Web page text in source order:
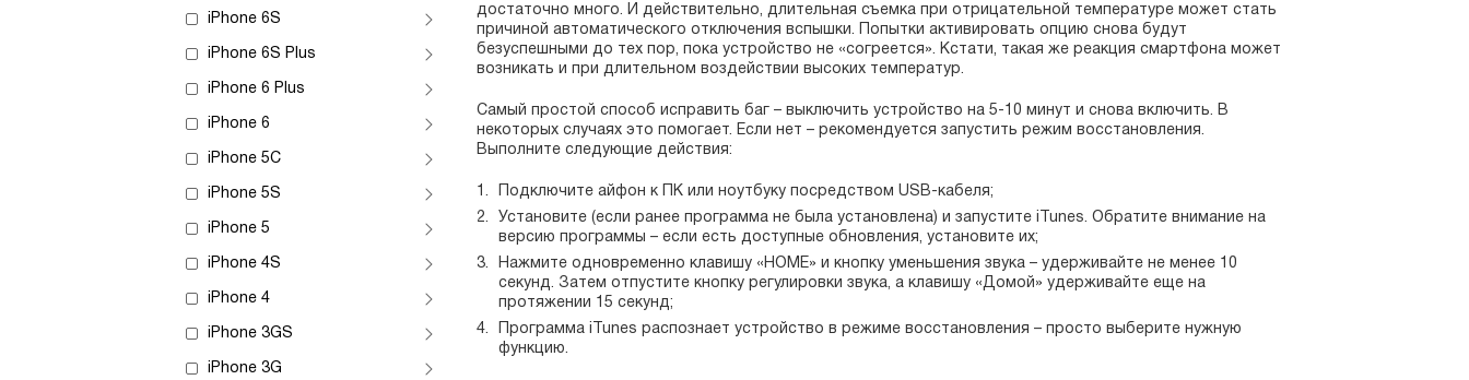
iPhone 6S
iPhone 6S Plus
iPhone 6 Plus
iPhone 6
iPhone 5C
iPhone 5S
iPhone 5
iPhone 4S
iPhone 4
iPhone 3GS
iPhone 3G
достаточно много. И действительно, длительная съемка при отрицательной температуре может стать
причиной автоматического отключения вспышки. Попытки активировать опцию снова будут
безуспешными до тех пор, пока устройство не «согреется». Кстати, такая же реакция смартфона может
возникать и при длительном воздействии высоких температур.
Самый простой способ исправить баг – выключить устройство на 5-10 минут и снова включить. В
некоторых случаях это помогает. Если нет – рекомендуется запустить режим восстановления.
Выполните следующие действия:
Подключите айфон к ПК или ноутбуку посредством USB-кабеля;
Установите (если ранее программа не была установлена) и запустите iTunes. Обратите внимание на
версию программы – если есть доступные обновления, установите их;
Нажмите одновременно клавишу «HOME» и кнопку уменьшения звука – удерживайте не менее 10
секунд. Затем отпустите кнопку регулировки звука, а клавишу «Домой» удерживайте еще на
протяжении 15 секунд;
Программа iTunes распознает устройство в режиме восстановления – просто выберите нужную
функцию.